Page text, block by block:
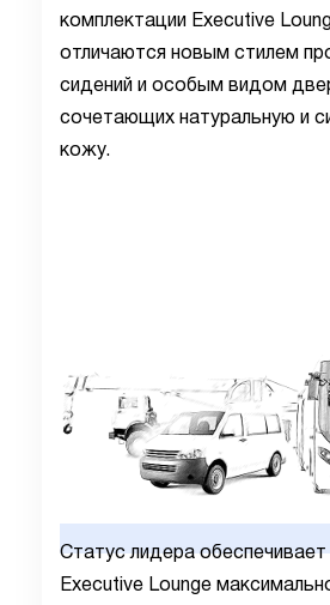
комплектации
Executive
отличаются новым стилем
сидений и особым видом
сочетающих натуральную и
кожу.
Статус лидера обеспечивает
Executive Lounge